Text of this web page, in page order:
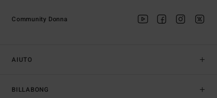
AIUTO
BILLABONG
Community Donna